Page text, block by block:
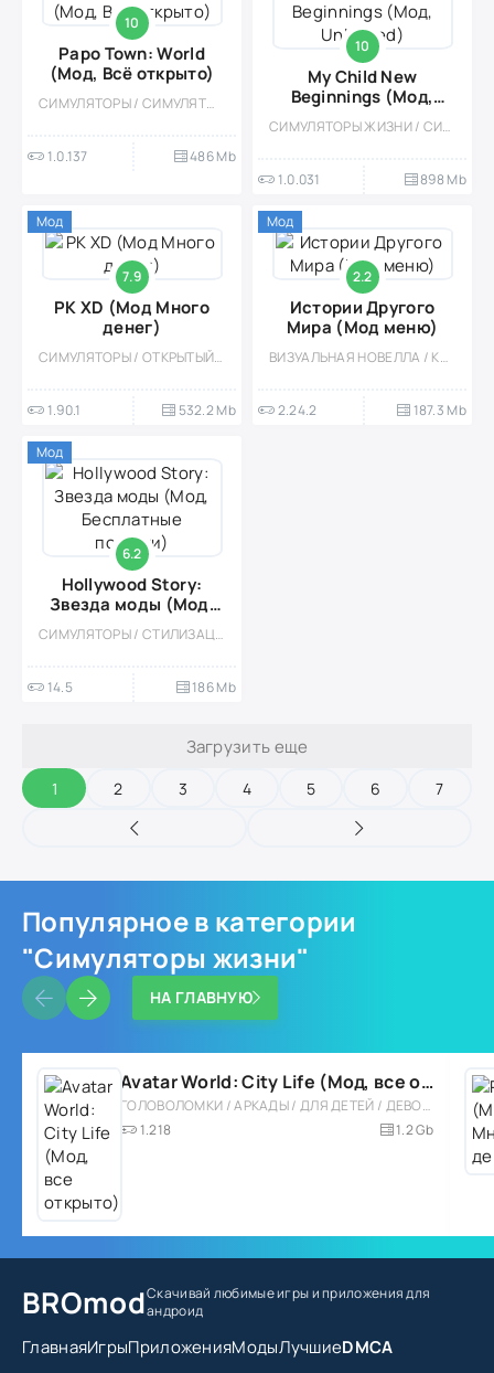
10
Papo Town: World
(Мод, Всё открыто)
СИМУЛЯТОРЫ / СИМУЛЯТОРЫ ЖИЗНИ / ПО МУЛЬТФИЛЬМАМ / КАЗУАЛЬНЫЕ / ОДНОПОЛЬЗОВАТЕЛЬСКИЕ / СТИЛИЗАЦИЯ / ОФЛАЙН / МОД / ВСТРОЕННЫЙ КЕШ / ДЛЯ ДЕТЕЙ
1.0.137 486 Mb
10
My Child New
Beginnings (Мод,
Unlocked)
СИМУЛЯТОРЫ ЖИЗНИ / СИМУЛЯТОРЫ / УХОД / ОДНОПОЛЬЗОВАТЕЛЬСКИЕ / ОФЛАЙН / ВИЗУАЛЬНАЯ НОВЕЛЛА / МОД
1.0.031 898 Mb
7.9
PK XD (Мод Много
денег)
СИМУЛЯТОРЫ / ОТКРЫТЫЙ МИР / ПО МУЛЬТФИЛЬМАМ / КАЗУАЛЬНЫЕ / СИМУЛЯТОРЫ ЖИЗНИ / МНОГОПОЛЬЗОВАТЕЛЬСКАЯ / КООПЕРАТИВ / СТИЛИЗАЦИЯ / ОНЛАЙН / МОД / ДЛЯ ДЕТЕЙ / ДЕВОЧКАМ / ИССЛЕДОВАНИЯ
1.90.1 532.2 Mb
Мод
2.2
Истории Другого
Мира (Мод меню)
ВИЗУАЛЬНАЯ НОВЕЛЛА / КАЗУАЛЬНЫЕ / СИМУЛЯТОРЫ / СИМУЛЯТОРЫ ЖИЗНИ / РОМАНТИЧЕСКИЕ ЗНАКОМСТВА / МОД
2.24.2 187.3 Mb
Мод
6.2
Hollywood Story:
Звезда моды (Мод,
Бесплатные покупки)СИМУЛЯТОРЫ / СТИЛИЗАЦИЯ / ОДНОПОЛЬЗОВАТЕЛЬСКИЕ / СИМУЛЯТОРЫ ЖИЗНИ / АРКАДЫ / КАЗУАЛЬНЫЕ / ПРИКЛЮЧЕНИЕ / МОД / ВСТРОЕННЫЙ КЕШ / УПРАВЛЕНИЕ / ДЕВОЧКАМ
14.5 186 Mb
Мод
Загрузить еще
1 2 3 4 5 6 7
Популярное в категории
"Симуляторы жизни"
НА ГЛАВНУЮ
Avatar World: City Life (Мод, все открыто)
ГОЛОВОЛОМКИ / АРКАДЫ / ДЛЯ ДЕТЕЙ / ДЕВОЧКАМ / РОЛЕВЫЕ / ОДНОПОЛЬЗОВАТЕЛЬСКИЕ / СИМУЛЯТОРЫ / СИМУЛЯТОРЫ ЖИЗНИ / СТИЛИЗАЦИЯ / ОФЛАЙН / МОД / ВСТРОЕННЫЙ КЕШ / БОЛЬШАЯ
1.218
1.2 Gb
BROmodСкачивай любимые игрыи приложения для
андроид
ГлавнаяИгрыПриложенияМодыЛучшиеDMCA